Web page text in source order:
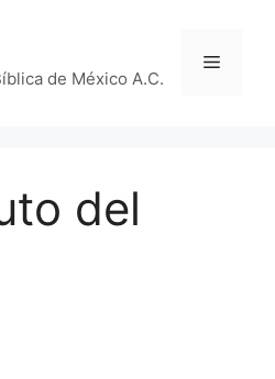
de México A.C.
Menu
del